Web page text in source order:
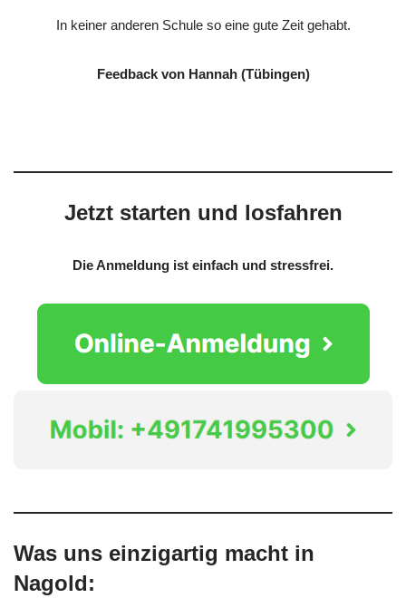
In keiner anderen Schule so eine gute Zeit gehabt.
Feedback von Hannah (Tübingen)
Jetzt starten und losfahren
Die Anmeldung ist einfach und stressfrei.
Was uns einzigartig macht in
Nagold: